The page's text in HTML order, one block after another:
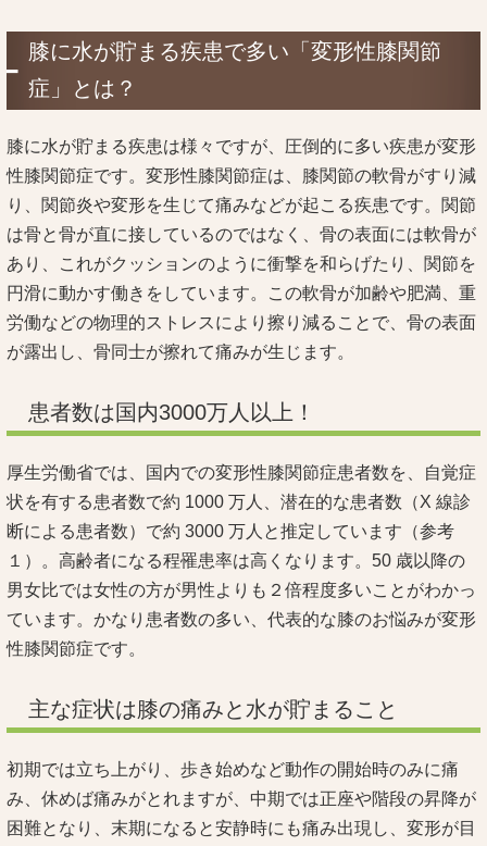
膝に水が貯まる疾患で多い「変形性膝関節
症」とは？
膝に水が貯まる疾患は様々ですが、圧倒的に多い疾患が変形
性膝関節症です。変形性膝関節症は、膝関節の軟骨がすり減
り、関節炎や変形を生じて痛みなどが起こる疾患です。関節
は骨と骨が直に接しているのではなく、骨の表面には軟骨が
あり、これがクッションのように衝撃を和らげたり、関節を
円滑に動かす働きをしています。この軟骨が加齢や肥満、重
労働などの物理的ストレスにより擦り減ることで、骨の表面
が露出し、骨同士が擦れて痛みが生じます。
患者数は国内3000万人以上！
厚生労働省では、国内での変形性膝関節症患者数を、自覚症
状を有する患者数で約 1000 万人、潜在的な患者数（X 線診
断による患者数）で約 3000 万人と推定しています（参考
１）。高齢者になる程罹患率は高くなります。50 歳以降の
男女比では女性の方が男性よりも２倍程度多いことがわかっ
ています。かなり患者数の多い、代表的な膝のお悩みが変形
性膝関節症です。
主な症状は膝の痛みと水が貯まること
初期では立ち上がり、歩き始めなど動作の開始時のみに痛
み、休めば痛みがとれますが、中期では正座や階段の昇降が
困難となり、末期になると安静時にも痛み出現し、変形が目